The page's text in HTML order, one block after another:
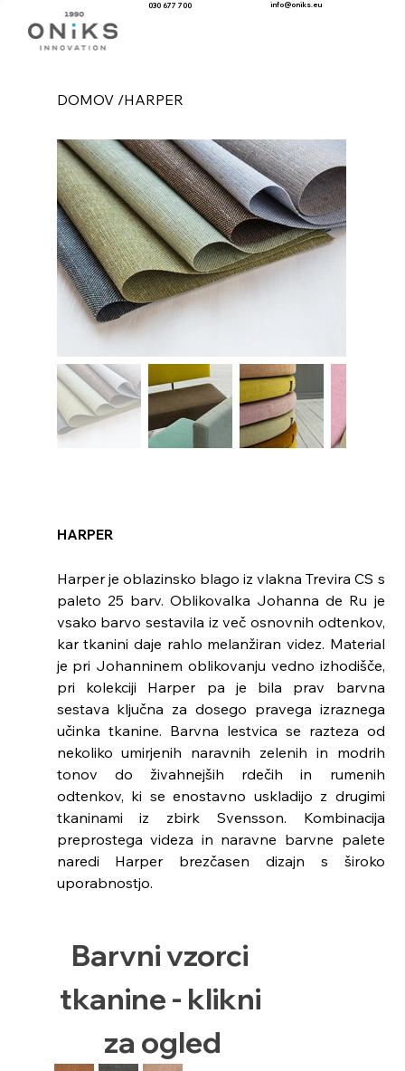
030 677 700 info@oniks.eu
DOMOV /HARPER
HARPER
Harper je oblazinsko blago iz vlakna Trevira CS s
paleto 25 barv. Oblikovalka Johanna de Ru je
vsako barvo sestavila iz več osnovnih odtenkov,
kar tkanini daje rahlo melanžiran videz. Material
je pri Johanninem oblikovanju vedno izhodišče,
pri kolekciji Harper pa je bila prav barvna
sestava ključna za dosego pravega izraznega
učinka tkanine. Barvna lestvica se razteza od
nekoliko umirjenih naravnih zelenih in modrih
tonov do živahnejših rdečih in rumenih
odtenkov, ki se enostavno uskladijo z drugimi
tkaninami iz zbirk Svensson. Kombinacija
preprostega videza in naravne barvne palete
naredi Harper brezčasen dizajn s široko
uporabnostjo.
Barvni vzorci
tkanine - klikni
za ogled